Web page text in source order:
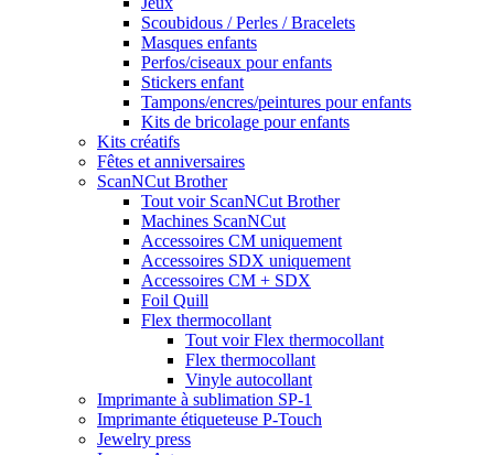
Scoubidous / Perles / Bracelets
Masques enfants
Perfos/ciseaux pour enfants
Stickers enfant
Tampons/encres/peintures pour enfants
Kits de bricolage pour enfants
Kits créatifs
Fêtes et anniversaires
ScanNCut Brother
Tout voir ScanNCut Brother
Machines ScanNCut
Accessoires CM uniquement
Accessoires SDX uniquement
Accessoires CM + SDX
Foil Quill
Flex thermocollant
Tout voir Flex thermocollant
Flex thermocollant
Vinyle autocollant
Imprimante à sublimation SP-1
Imprimante étiqueteuse P-Touch
Jewelry press